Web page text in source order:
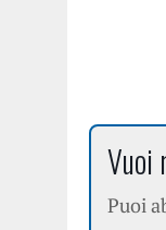
Vuoi
Puoi